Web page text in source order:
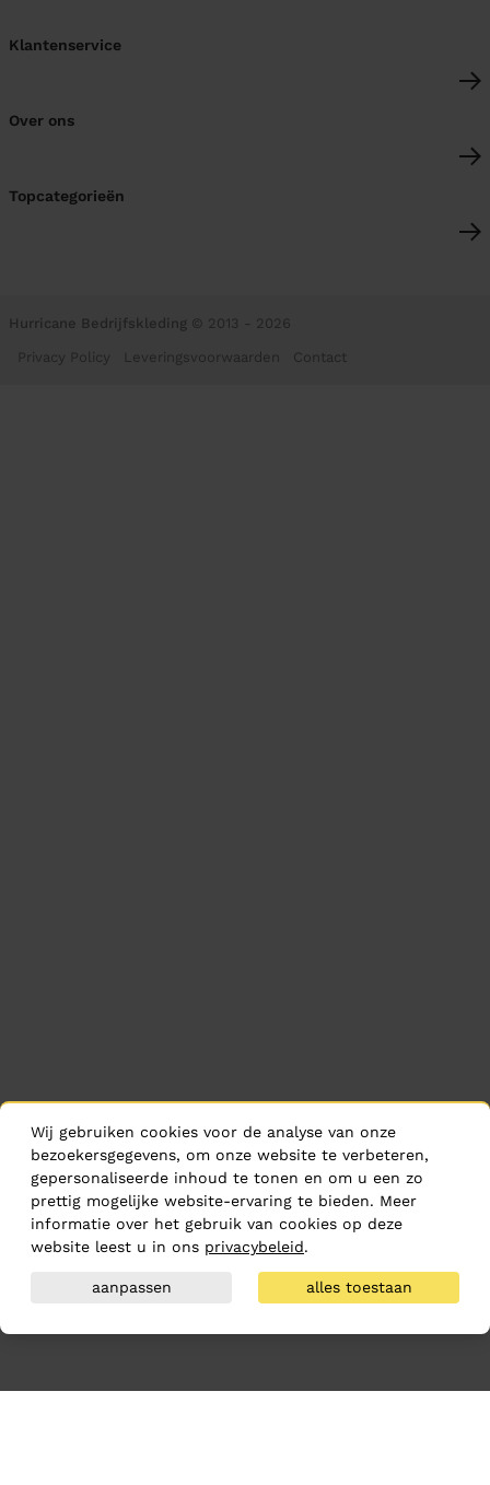
Klantenservice
Over ons
Topcategorieën
Hurricane Bedrijfskleding © 2013 - 2026
Privacy Policy Leveringsvoorwaarden Contact
Wij gebruiken cookies voor de analyse van onze
bezoekersgegevens, om onze website te verbeteren,
gepersonaliseerde inhoud te tonen en om u een zo
prettig mogelijke website-ervaring te bieden. Meer
informatie over het gebruik van cookies op deze
website leest u in ons privacybeleid.
aanpassen alles toestaan